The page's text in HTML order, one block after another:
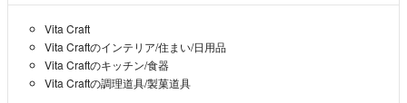
Vita Craft
Vita Craftのインテリア/住まい/日用品
Vita Craftのキッチン/食器
Vita Craftの調理道具/製菓道具